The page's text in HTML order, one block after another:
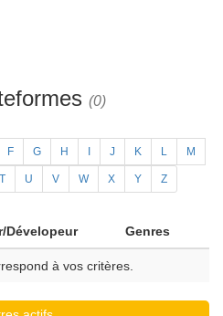
(0)
F G H J K L M
T U V W X Y Z
Dévelopeur Genres
à vos critères.